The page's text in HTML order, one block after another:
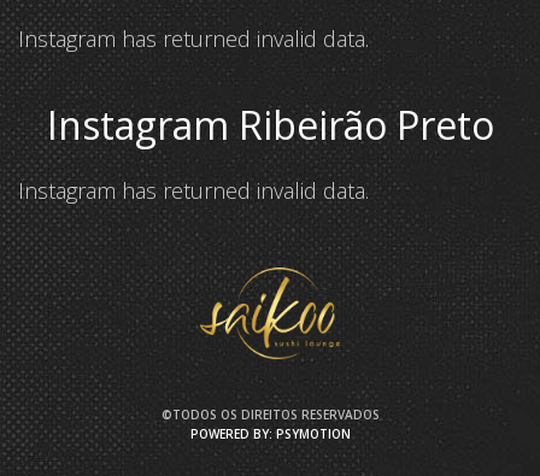
Instagram has returned invalid data.
Instagram Ribeirão Preto
Instagram has returned invalid data.
©TODOS OS DIREITOS RESERVADOS
POWERED BY: PSYMOTION